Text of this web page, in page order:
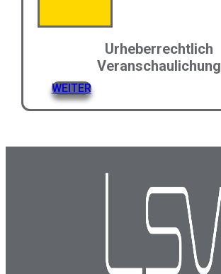
Urheberrechtlich
Veranschaulichung
WEITER